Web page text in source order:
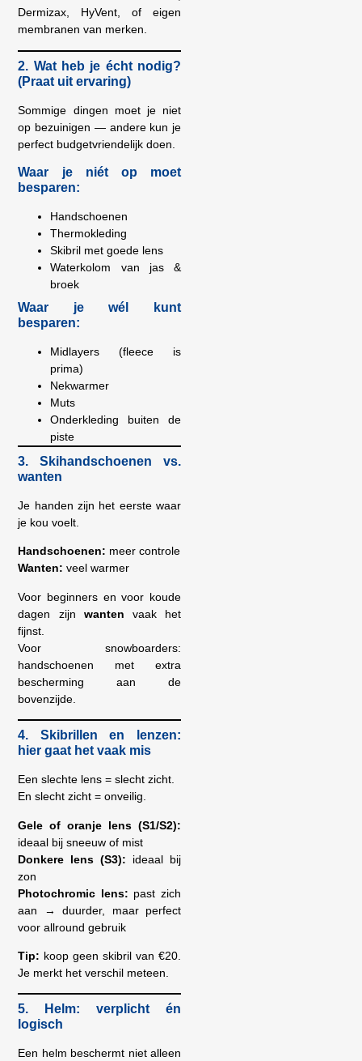
Dermizax, HyVent, of eigen
membranen van merken.
2. Wat heb je écht nodig?
(Praat uit ervaring)
Sommige dingen moet je niet
op bezuinigen — andere kun je
perfect budgetvriendelijk doen.
Waar je niét op moet
besparen:
Handschoenen
Thermokleding
Skibril met goede lens
Waterkolom van jas &
broek
Waar je wél kunt
besparen:
Midlayers (fleece is
prima)
Nekwarmer
Muts
Onderkleding buiten de
piste
3. Skihandschoenen vs.
wanten
Je handen zijn het eerste waar
je kou voelt.
Handschoenen: meer controle
Wanten: veel warmer
Voor beginners en voor koude
dagen zijn wanten vaak het
fijnst.
Voor snowboarders:
handschoenen met extra
bescherming aan de
bovenzijde.
4. Skibrillen en lenzen:
hier gaat het vaak mis
Een slechte lens = slecht zicht.
En slecht zicht = onveilig.
Gele of oranje lens (S1/S2):
ideaal bij sneeuw of mist
Donkere lens (S3): ideaal bij
zon
Photochromic lens: past zich
aan → duurder, maar perfect
voor allround gebruik
Tip: koop geen skibril van €20.
Je merkt het verschil meteen.
5. Helm: verplicht én
logisch
Een helm beschermt niet alleen